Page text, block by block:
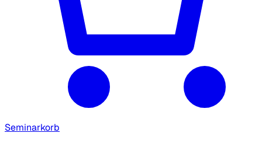
Seminarkorb